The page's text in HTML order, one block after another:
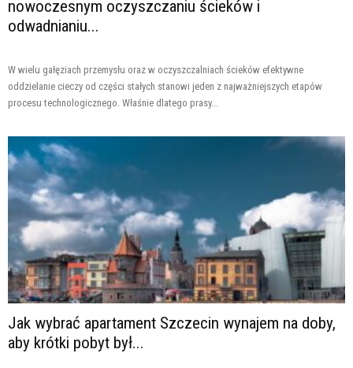
nowoczesnym oczyszczaniu ścieków i
odwadnianiu...
W wielu gałęziach przemysłu oraz w oczyszczalniach ścieków efektywne
oddzielanie cieczy od części stałych stanowi jeden z najważniejszych etapów
procesu technologicznego. Właśnie dlatego prasy...
Jak wybrać apartament Szczecin wynajem na doby,
aby krótki pobyt był...